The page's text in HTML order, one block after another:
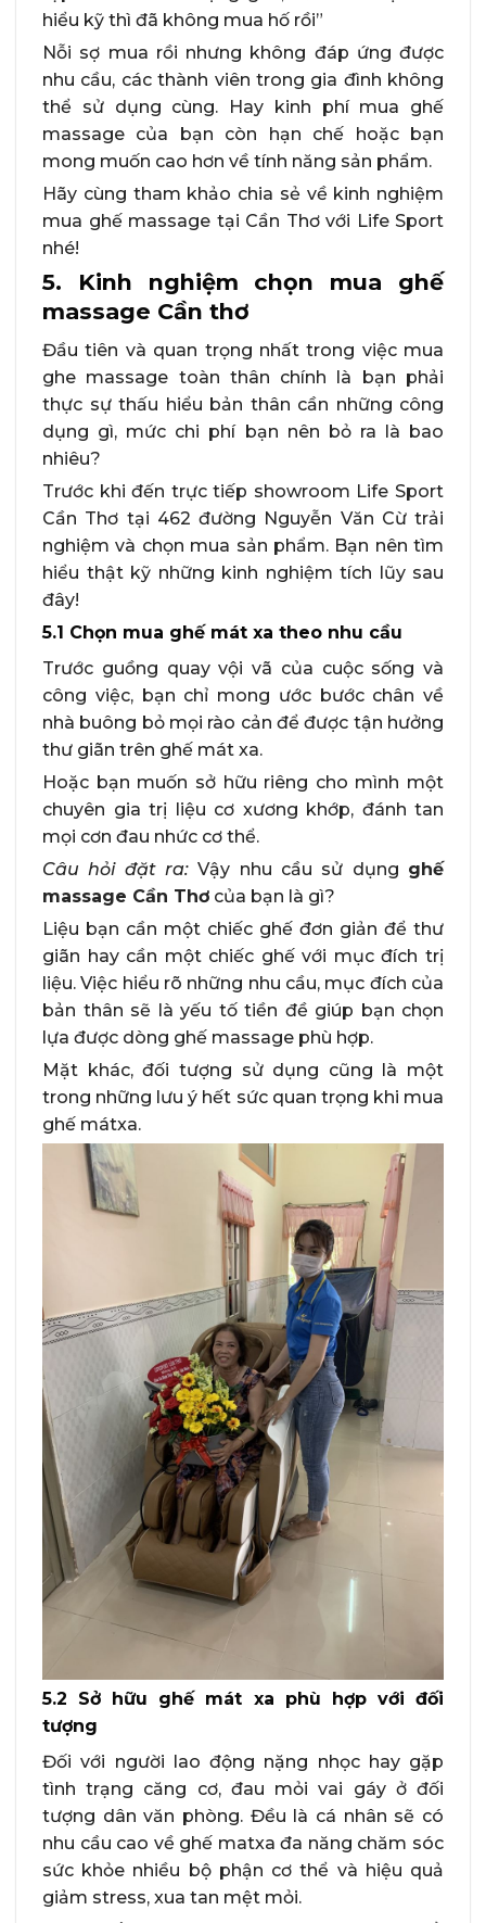
hiểu kỹ thì đã không mua hố rồi”
Nỗi sợ mua rồi nhưng không đáp ứng được
nhu cầu, các thành viên trong gia đình không
thể sử dụng cùng. Hay kinh phí mua ghế
massage của bạn còn hạn chế hoặc bạn
mong muốn cao hơn về tính năng sản phẩm.
Hãy cùng tham khảo chia sẻ về kinh nghiệm
mua ghế massage tại Cần Thơ với Life Sport
nhé!
5. Kinh nghiệm chọn mua ghế
massage Cần thơ
Đầu tiên và quan trọng nhất trong việc mua
ghe massage toàn thân chính là bạn phải
thực sự thấu hiểu bản thân cần những công
dụng gì, mức chi phí bạn nên bỏ ra là bao
nhiêu?
Trước khi đến trực tiếp showroom Life Sport
Cần Thơ tại 462 đường Nguyễn Văn Cừ trải
nghiệm và chọn mua sản phẩm. Bạn nên tìm
hiểu thật kỹ những kinh nghiệm tích lũy sau
đây!
5.1 Chọn mua ghế mát xa theo nhu cầu
Trước guồng quay vội vã của cuộc sống và
công việc, bạn chỉ mong ước bước chân về
nhà buông bỏ mọi rào cản để được tận hưởng
thư giãn trên ghế mát xa.
Hoặc bạn muốn sở hữu riêng cho mình một
chuyên gia trị liệu cơ xương khớp, đánh tan
mọi cơn đau nhức cơ thể.
Câu hỏi đặt ra: Vậy nhu cầu sử dụng ghế
massage Cần Thơ của bạn là gì?
Liệu bạn cần một chiếc ghế đơn giản để thư
giãn hay cần một chiếc ghế với mục đích trị
liệu. Việc hiểu rõ những nhu cầu, mục đích của
bản thân sẽ là yếu tố tiền đề giúp bạn chọn
lựa được dòng ghế massage phù hợp.
Mặt khác, đối tượng sử dụng cũng là một
trong những lưu ý hết sức quan trọng khi mua
ghế mátxa.
5.2 Sở hữu ghế mát xa phù hợp với đối
tượng
Đối với người lao động nặng nhọc hay gặp
tình trạng căng cơ, đau mỏi vai gáy ở đối
tượng dân văn phòng. Đều là cá nhân sẽ có
nhu cầu cao về ghế matxa đa năng chăm sóc
sức khỏe nhiều bộ phận cơ thể và hiệu quả
giảm stress, xua tan mệt mỏi.